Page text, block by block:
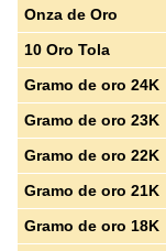
Onza de Oro
10 Oro Tola
Gramo de oro 24K
Gramo de oro 23K
Gramo de oro 22K
Gramo de oro 21K
Gramo de oro 18K